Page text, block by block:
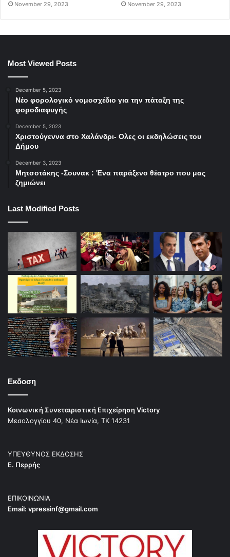
November 29, 2023 November 29, 2023
Most Viewed Posts
December 5, 2023
Νέο φορολογικό νομοσχέδιο για την πάταξη της
φοροδιαφυγής
December 5, 2023
Χριστούγεννα στο Χαλάνδρι- Ολες οι εκδηλώσεις του
Δήμου
December 3, 2023
Μητσοτάκης -Σουνακ : Ένα παράξενο θέατρο που μας
ζημιώνει
Last Modified Posts
Εκδοση
Κοινωνική Συνεταιριστική Επιχείρηση Victory
Μεσολογγίου 40, Νέα Ιωνία, ΤΚ 14231
ΥΠΕΥΘΥΝΟΣ ΕΚΔΟΣΗΣ
Ε. Περρής
ΕΠΙΚΟΙΝΩΝΙΑ
Email: vpressinf@gmail.com